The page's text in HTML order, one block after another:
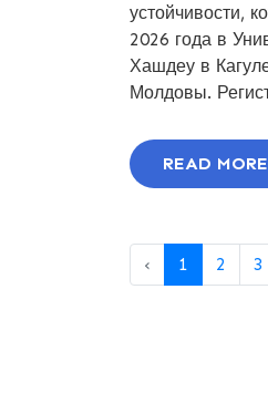
устойчивости,
2026 года в
Хашдеу в
Молдовы.
READ MORE
‹ 1 2 3